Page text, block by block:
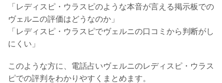
「レディスピ・ウラスピのような本音が言える掲示板での
ヴェルニの評価はどうなのか」
「レディスピ・ウラスピでヴェルニの口コミから判断がし
にくい」
このような方に、電話占いヴェルニのレディスピ・ウラス
ピでの評判をわかりやすくまとめます。